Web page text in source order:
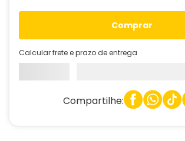
comprar
Calcular frete e prazo de entrega
Compartilhe: